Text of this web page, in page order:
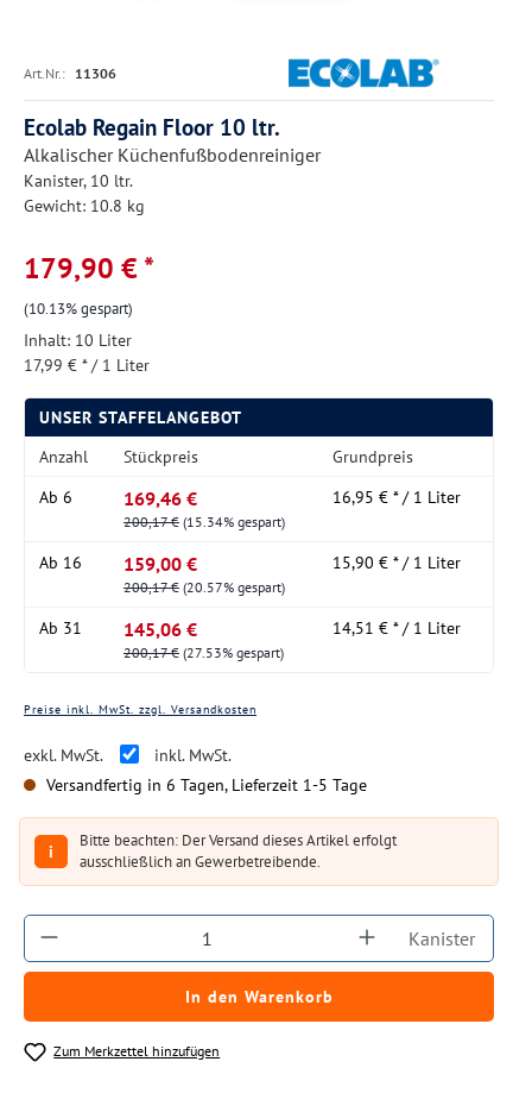
Art.Nr.: 11306
Ecolab Regain Floor 10 ltr.
Alkalischer Küchenfußbodenreiniger
Kanister, 10 ltr.
Gewicht: 10.8 kg
179,90 € *
(10.13% gespart)
Inhalt: 10 Liter
17,99 € * / 1 Liter
UNSER STAFFELANGEBOT
Anzahl
Stückpreis
Grundpreis
Ab 6 169,46 €
200,17 € (15.34% gespart)
16,95 € * / 1 Liter
Ab 16 159,00 €
200,17 € (20.57% gespart)
15,90 € * / 1 Liter
Ab 31 145,06 €
200,17 € (27.53% gespart)
14,51 € * / 1 Liter
Preise inkl. MwSt. zzgl. Versandkosten
exkl. MwSt.
inkl. MwSt.
Versandfertig in 6 Tagen, Lieferzeit 1-5 Tage
i
Bitte beachten: Der Versand dieses Artikel erfolgt
ausschließlich an Gewerbetreibende.
Produkt Anzahl: Gib den gewünschten
Kanister
In den Warenkorb
Zum Merkzettel hinzufügen